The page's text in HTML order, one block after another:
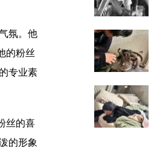
氛。他
的粉丝
专业素
丝的喜
的形象